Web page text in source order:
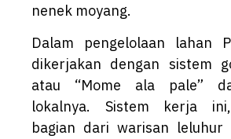
nenek moyang.
Dalam pengelolaan lahan
dikerjakan dengan sistem
atau “Mome ala pale”
lokalnya. Sistem kerja
bagian dari warisan leluhur